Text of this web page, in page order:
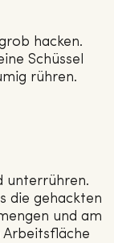
hacken.
Schüssel
rühren.
unterrühren.
die gehackten
und am